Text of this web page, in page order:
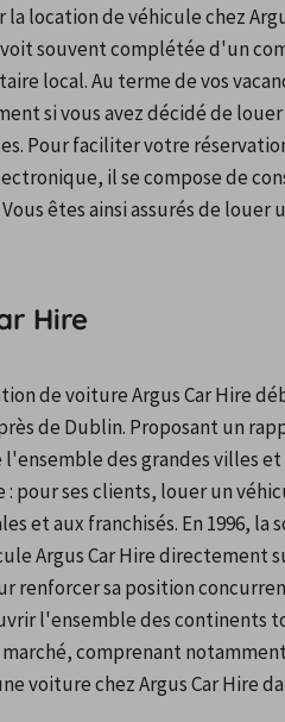
location de véhicule chez
voit souvent complétée d'un
local. Au terme de vos
si vous avez décidé de
Pour faciliter votre
il se compose de
êtes ainsi assurés de louer
Hire
de voiture Argus Car Hire
de Dublin. Proposant un
des grandes villes
pour ses clients, louer un
et aux franchisés. En 1996,
Argus Car Hire directement
renforcer sa position
l'ensemble des continents
comprenant
voiture chez Argus Car Hire